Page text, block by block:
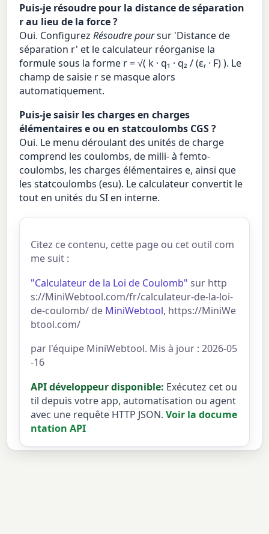
Puis-je résoudre pour la distance de séparation
r au lieu de la force ?
Oui. ConfigurezRésoudre poursur 'Distance de
séparation r' et le calculateur réorganise la
formule sous la forme r = √( k · q₁ · q₂ / (εᵣ · F) ). Le
champ de saisie r se masque alors
automatiquement.
Puis-je saisir les charges en charges
élémentaires e ou en statcoulombs CGS ?
Oui. Le menu déroulant des unités de charge
comprend les coulombs, de milli- à femto-
coulombs, les charges élémentaires e, ainsi que
les statcoulombs (esu). Le calculateur convertit le
tout en unités du SI en interne.
Citez ce contenu, cette page ou cet outil com
me suit :
"Calculateur de la Loi de Coulomb" sur http
s://MiniWebtool.com/fr/calculateur-de-la-loi-
de-coulomb/ de MiniWebtool, https://MiniWe
btool.com/
par l'équipe MiniWebtool. Mis à jour : 2026-05
-16
API développeur disponible: Exécutez cet ou
til depuis votre app, automatisation ou agent
avec une requête HTTP JSON. Voir la docume
ntation API